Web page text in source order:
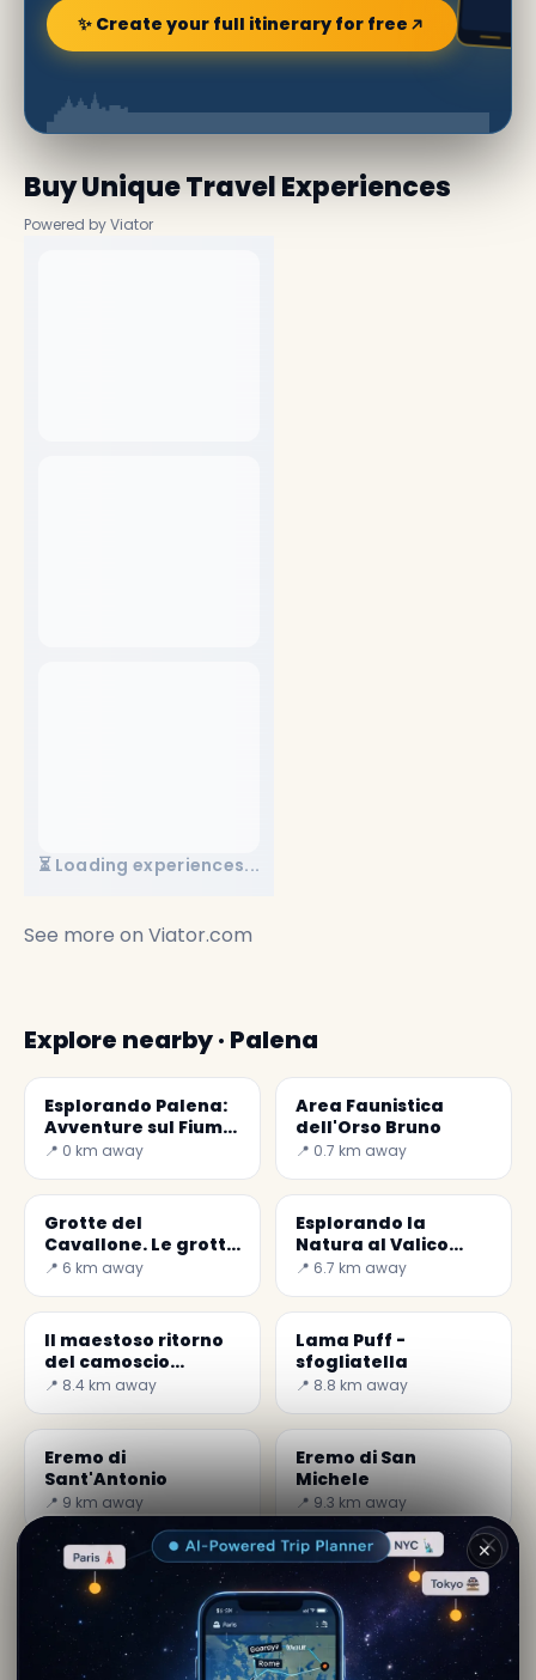
✨ Create your full itinerary for free
Buy Unique Travel Experiences
Powered by Viator
⏳ Loading experiences...
See more on Viator.com
Explore nearby · Palena
Esplorando Palena:
Avventure sul Fiume
Aventino
📍 0 km away
Area Faunistica
dell'Orso Bruno
📍 0.7 km away
Grotte del
Cavallone. Le grotte
turistiche più alte
📍 6 km away
Esplorando la
Natura al Valico
della Forchetta e al
📍 6.7 km away
Il maestoso ritorno
del camoscio
appenninico
📍 8.4 km away
Lama Puff -
sfogliatella
📍 8.8 km away
Eremo di
Sant'Antonio
📍 9 km away
Eremo di San
Michele
📍 9.3 km away
Roberta Falcone· da Palena
Contenuto editoriale verificato · Community Secret
World — 1M+ luoghi in 62 lingue
✕